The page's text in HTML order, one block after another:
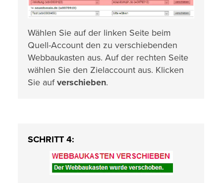
Wählen Sie auf der linken Seite beim
Quell-Account den zu verschiebenden
Webbaukasten aus. Auf der rechten Seite
wählen Sie den Zielaccount aus. Klicken
Sie aufverschieben.
SCHRITT 4: